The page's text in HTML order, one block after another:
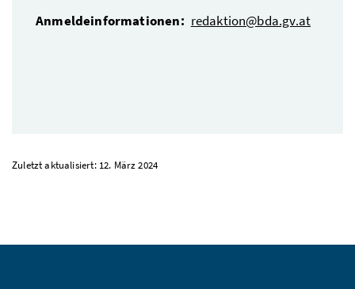
Anmeldeinformationen: redaktion@bda.gv.at
Zuletzt aktualisiert: 12. März 2024